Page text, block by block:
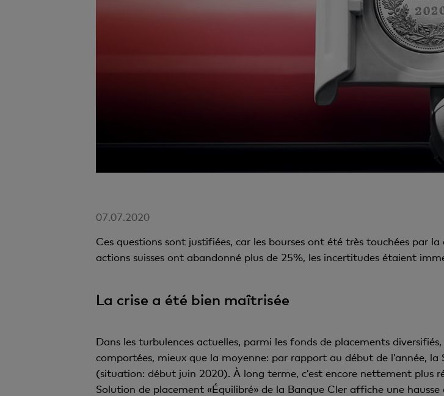
07.07.2020
Ces questions sont justifiées, car les bourses ont été très touchées par
actions suisses ont abandonné plus de 25%, les incertitudes étaient
La crise a été bien maîtrisée
Dans les turbulences actuelles, parmi les fonds de placements
comportées, mieux que la moyenne: par rapport au début de l’année,
(situation: début juin 2020). À long terme, c’est encore nettement plus
Solution de placement «Équilibré» de la Banque Cler affiche une